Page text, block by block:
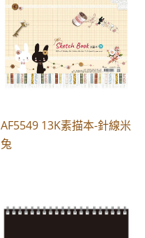
AF5549 13K素描本-針線米
兔